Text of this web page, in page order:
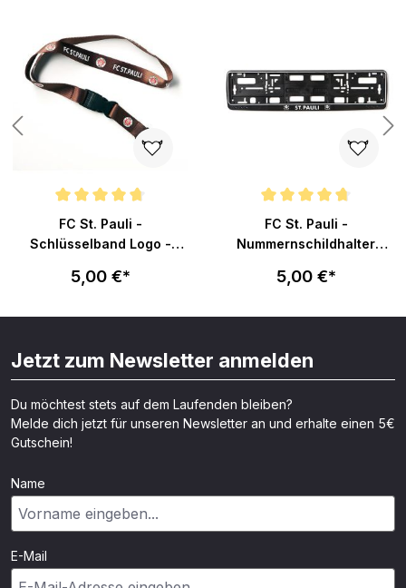
Durchschnittliche Bewertung von 4.8 von 5 Sternen
FC St. Pauli -
Schlüsselband Logo -
5,00 €*
Durchschnittliche Bewertung
FC St. Pauli -
Nummernschildhalter
5,00 €*
Jetzt zum Newsletter anmelden
Du möchtest stets auf dem Laufenden bleiben?
Melde dich jetzt für unseren Newsletter an und erhalte einen 5€
Gutschein!
Name
E-Mail